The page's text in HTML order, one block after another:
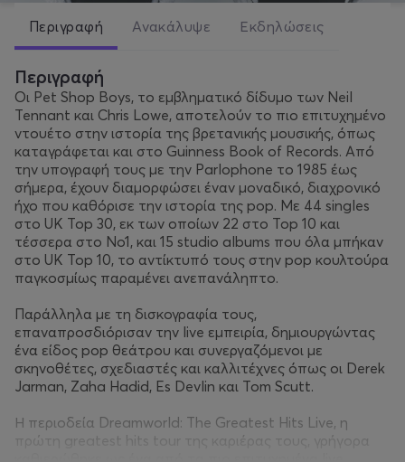
Περιγραφή Ανακάλυψε Εκδηλώσεις
Περιγραφή
Οι Pet Shop Boys, το εμβληματικό δίδυμο των Neil
Tennant και Chris Lowe, αποτελούν το πιο επιτυχημένο
ντουέτο στην ιστορία της βρετανικής μουσικής, όπως
καταγράφεται και στο Guinness Book of Records. Από
την υπογραφή τους με την Parlophone το 1985 έως
σήμερα, έχουν διαμορφώσει έναν μοναδικό, διαχρονικό
ήχο που καθόρισε την ιστορία της pop. Με 44 singles
στο UK Top 30, εκ των οποίων 22 στο Top 10 και
τέσσερα στο Νο1, και 15 studio albums που όλα μπήκαν
στο UK Top 10, το αντίκτυπό τους στην pop κουλτούρα
παγκοσμίως παραμένει ανεπανάληπτο.
Παράλληλα με τη δισκογραφία τους,
επαναπροσδιόρισαν την live εμπειρία, δημιουργώντας
ένα είδος pop θεάτρου και συνεργαζόμενοι με
σκηνοθέτες, σχεδιαστές και καλλιτέχνες όπως οι Derek
Jarman, Zaha Hadid, Es Devlin και Tom Scutt.
Η περιοδεία Dreamworld: The Greatest Hits Live, η
πρώτη greatest hits tour της καριέρας τους, γρήγορα